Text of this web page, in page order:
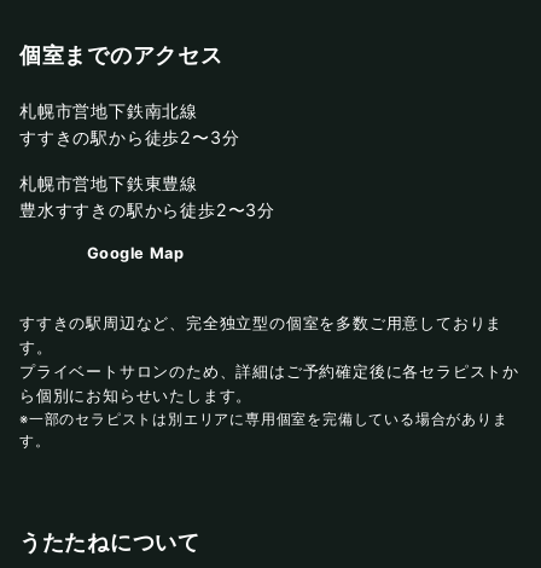
個室までのアクセス
札幌市営地下鉄南北線
すすきの駅から徒歩2〜3分
札幌市営地下鉄東豊線
豊水すすきの駅から徒歩2〜3分
Google Map
すすきの駅周辺など、完全独立型の個室を多数ご用意しておりま
す。
プライベートサロンのため、詳細はご予約確定後に各セラピストか
ら個別にお知らせいたします。
※一部のセラピストは別エリアに専用個室を完備している場合がありま
す。
うたたねについて